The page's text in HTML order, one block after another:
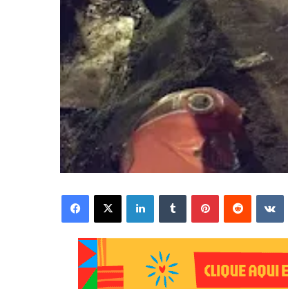
Facebook X Linkedin